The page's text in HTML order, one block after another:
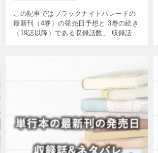
この記事ではブラックナイトパレードの
最新刊（4巻）の発売日予想と 3巻の続き
（19話以降）である収録話数、 収録話を